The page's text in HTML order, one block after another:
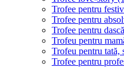
Trofee pentru
Trofee pentru
Trofee pentru
Trofeu pentru
Trofeu pentru tată,
Trofee pentru